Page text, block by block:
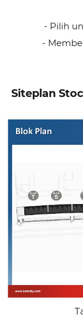
- Pilih
-
Siteplan